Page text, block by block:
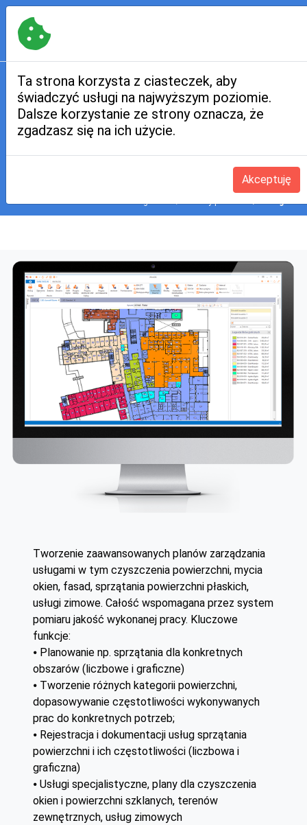
iffm
Usługi, w tym utrzymania
czystości i zarządzanie
jakością
Tworzenie zaawansowanych planów zarządzania
usługami w tym czyszczenia powierzchni, mycia
okien, fasad, sprzątania powierzchni płaskich,
usługi zimowe. Całość wspomagana przez system
pomiaru jakość wykonanej pracy. Kluczowe
funkcje:
⦁ Planowanie np. sprzątania dla konkretnych
obszarów (liczbowe i graficzne)
⦁ Tworzenie różnych kategorii powierzchni,
dopasowywanie częstotliwości wykonywanych
prac do konkretnych potrzeb;
⦁ Rejestracja i dokumentacji usług sprzątania
powierzchni i ich częstotliwości (liczbowa i
graficzna)
⦁ Usługi specjalistyczne, plany dla czyszczenia
okien i powierzchni szklanych, terenów
zewnętrznych, usług zimowych
Ta strona korzysta z ciasteczek, aby
świadczyć usługi na najwyższym poziomie.
Dalsze korzystanie ze strony oznacza, że
zgadzasz się na ich użycie.
Akceptuję